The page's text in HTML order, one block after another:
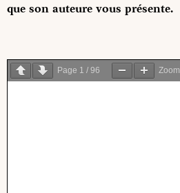
que son auteure vous présente.
Page 1 / 96 Zoom